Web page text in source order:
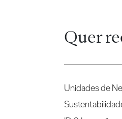
Quer
Unidades de